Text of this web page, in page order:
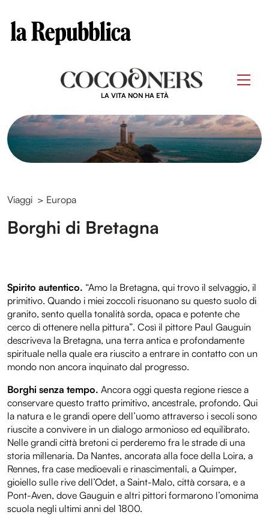
LA VITA NON HA ETÀ
Viaggi > Europa
Borghi di Bretagna
Spirito autentico. “Amo la Bretagna, qui trovo il selvaggio, il
primitivo. Quando i miei zoccoli risuonano su questo suolo di
granito, sento quella tonalità sorda, opaca e potente che
cerco di ottenere nella pittura”. Così il pittore Paul Gauguin
descriveva la Bretagna, una terra antica e profondamente
spirituale nella quale era riuscito a entrare in contatto con un
mondo non ancora inquinato dal progresso.
Borghi senza tempo. Ancora oggi questa regione riesce a
conservare questo tratto primitivo, ancestrale, profondo. Qui
la natura e le grandi opere dell’uomo attraverso i secoli sono
riuscite a convivere in un dialogo armonioso ed equilibrato.
Nelle grandi città bretoni ci perderemo fra le strade di una
storia millenaria. Da Nantes, ancorata alla foce della Loira, a
Rennes, fra case medioevali e rinascimentali, a Quimper,
gioiello sulle rive dell’Odet, a Saint-Malo, città corsara, e a
Pont-Aven, dove Gauguin e altri pittori formarono l’omonima
scuola negli ultimi anni del 1800.